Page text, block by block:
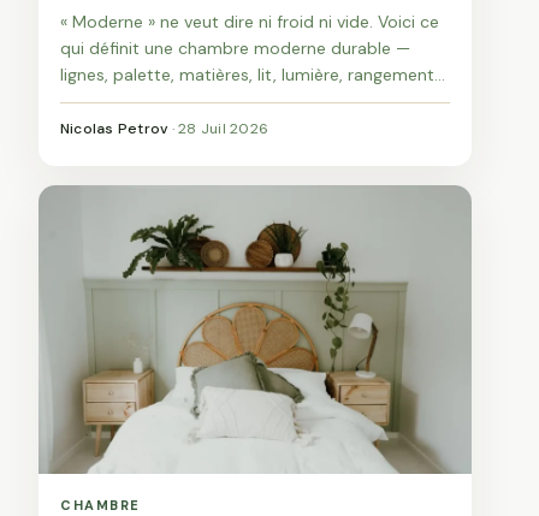
« Moderne » ne veut dire ni froid ni vide. Voici ce
qui définit une chambre moderne durable —
lignes, palette, matières, lit, lumière, rangements
— et comment l'appliquer chez soi sans gros
budget.
Nicolas Petrov ·28 Juil 2026
CHAMBRE